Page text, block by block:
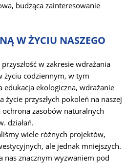
budząca zainteresowanie
W ŻYCIU NASZEGO
w zakresie wdrażania
życiu codziennym, w tym
edukacja ekologiczna, wdrażanie
życie przyszłych pokoleń na naszej
zasobów naturalnych
działań.
wiele różnych projektów,
ale jednak mniejszych.
nas znacznym wyzwaniem pod